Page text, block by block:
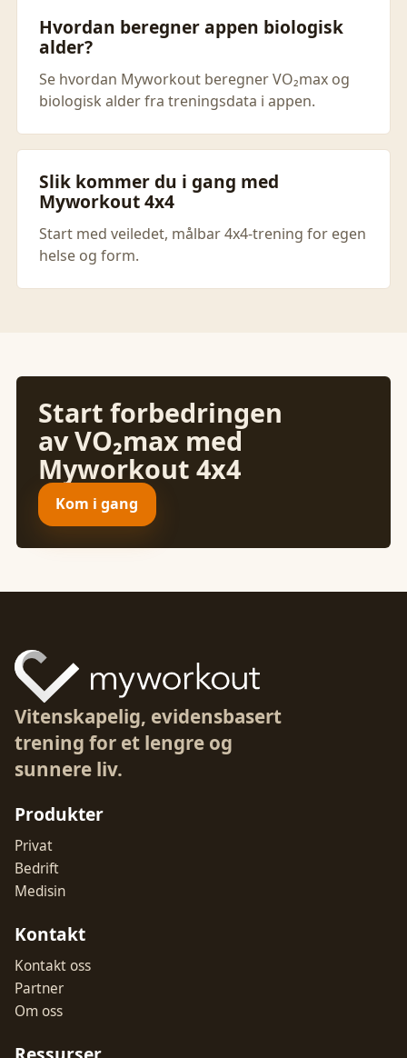
Hvordan beregner appen biologisk
alder?
Se hvordan Myworkout beregner VO₂max og
biologisk alder fra treningsdata i appen.
Slik kommer du i gang med
Myworkout 4x4
Start med veiledet, målbar 4x4-trening for egen
helse og form.
Start forbedringen
av VO₂max med
Myworkout 4x4
Kom i gang
Vitenskapelig, evidensbasert
trening for et lengre og
sunnere liv.
Produkter
Privat
Bedrift
Medisin
Kontakt
Kontakt oss
Partner
Om oss